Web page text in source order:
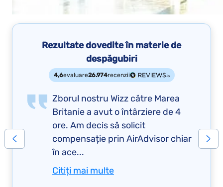
Rezultate dovedite în materie de
despăgubiri
4,6evaluare26.974recenzii
Zborul nostru Wizz către Marea
Britanie a avut o întârziere de 4
ore. Am decis să solicit
compensație prin AirAdvisor chiar
în ace...
Citiți mai multe